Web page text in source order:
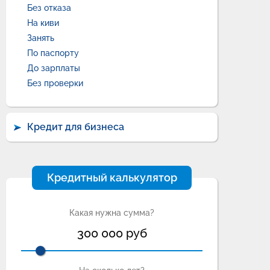
Без отказа
На киви
Занять
По паспорту
До зарплаты
Без проверки
Кредит для бизнеса
Кредитный калькулятор
Какая нужна сумма?
300 000руб